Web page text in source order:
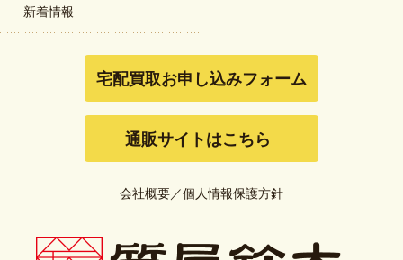
新着情報
宅配買取お申し込みフォーム
通販サイトはこちら
会社概要／個人情報保護方針